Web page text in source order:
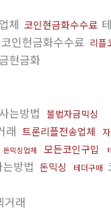
체 코인현금화수수료
코인현금화수수료 리플
현금화
는방법
불법자금믹싱
래 트론리플전송업체
돈믹싱업체 모든코인구입
방법 돈믹싱 테더구매
거래